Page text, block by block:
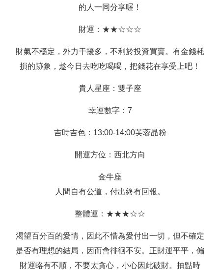
的人一同分享喔！
財運：★★☆☆☆
財氣不穩定，外力干擾多，不利於投資買賣。有金錢耗
損的跡象，趁今日去吃吃喝喝，把錢花在享受上吧！
貴人星座：雙子座
幸運數字：7
吉時吉色：13:00-14:00芙蓉晶粉
開運方位：西北方向
金牛座
人間自有公道，付出終有回報。
整體運：★★★☆☆
渴望百分百的愛情，因此不惜為愛付出一切，但不確定
是否有理想的結局，因而會徘徊不安。正財運平平，偏
財運略有不順，不要太貪心，小心因此破財。抽點時